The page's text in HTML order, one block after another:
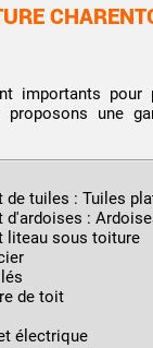
importants pour
proposons une
de tuiles : Tuiles
d'ardoises :
liteau sous toiture
de toit
électrique